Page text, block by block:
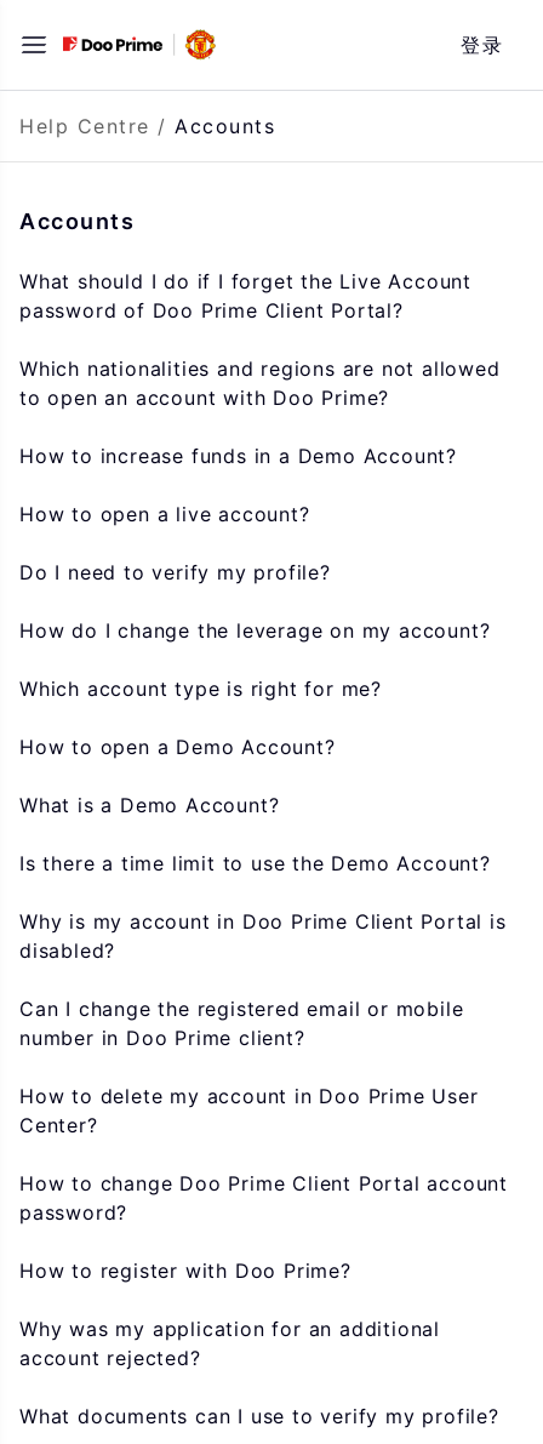
content
登录
Help Centre / Accounts
Accounts
What should I do if I forget the Live Account
password of Doo Prime Client Portal?
Which nationalities and regions are not allowed
to open an account with Doo Prime?
How to increase funds in a Demo Account?
How to open a live account?
Do I need to verify my profile?
How do I change the leverage on my account?
Which account type is right for me?
How to open a Demo Account?
What is a Demo Account?
Is there a time limit to use the Demo Account?
Why is my account in Doo Prime Client Portal is
disabled?
Can I change the registered email or mobile
number in Doo Prime client?
How to delete my account in Doo Prime User
Center?
How to change Doo Prime Client Portal account
password?
How to register with Doo Prime?
Why was my application for an additional
account rejected?
What documents can I use to verify my profile?